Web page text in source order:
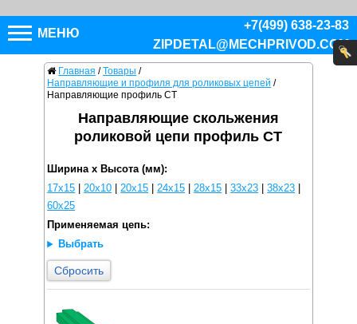
МЕНЮ
+7(499) 638-23-83
ZIPDETAL@MECHPRIVOD.COM
Главная / Товары /
Направляющие и профиля для роликовых цепей /
Направляющие профиль CT
Направляющие скольжения
роликовой цепи профиль CT
Ширина x Высота (мм):
17x15 |20x10 |20x15 |24x15 |28x15 |33x23 |38x23
60x25
Применяемая цепь:
Выбрать
Сбросить